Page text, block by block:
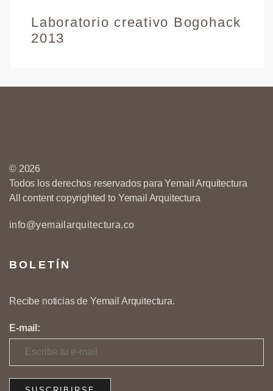
Laboratorio creativo Bogohack
2013
© 2026
Todos los derechos reservados para Yemail Arquitectura
All content copyrighted to Yemail Arquitectura
info@yemailarquitectura.co
BOLETÍN
Recibe noticias de Yemail Arquitectura.
E-mail: